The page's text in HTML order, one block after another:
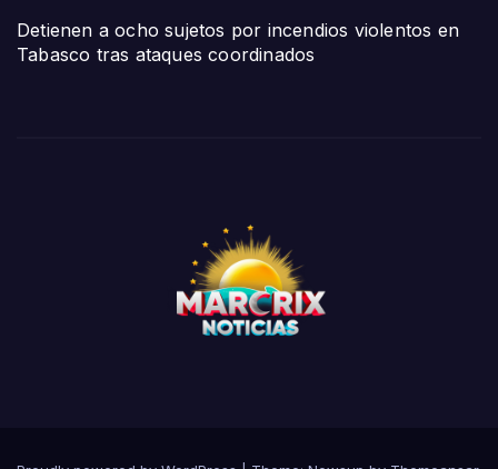
Detienen a ocho sujetos por incendios violentos en
Tabasco tras ataques coordinados